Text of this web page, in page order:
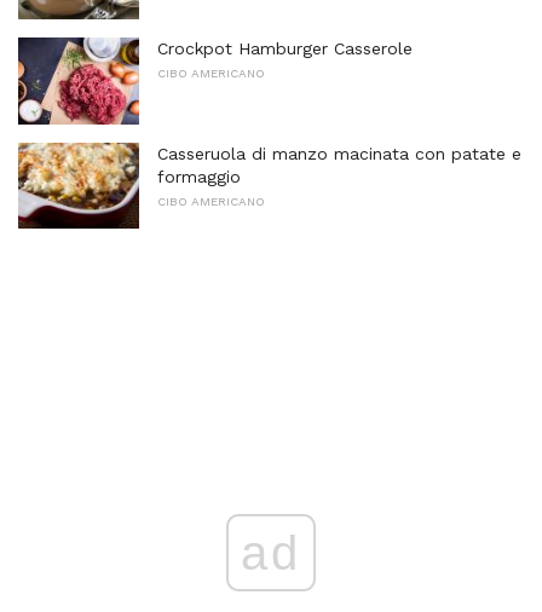
Crockpot Hamburger Casserole
CIBO AMERICANO
Casseruola di manzo macinata con patate e
formaggio
CIBO AMERICANO
ad